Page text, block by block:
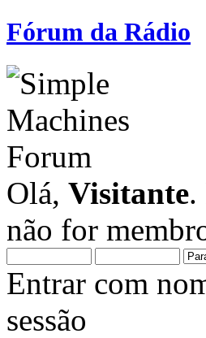
Fórum da Rádio
Olá, Visitante.
não for
Entrar com
sessão